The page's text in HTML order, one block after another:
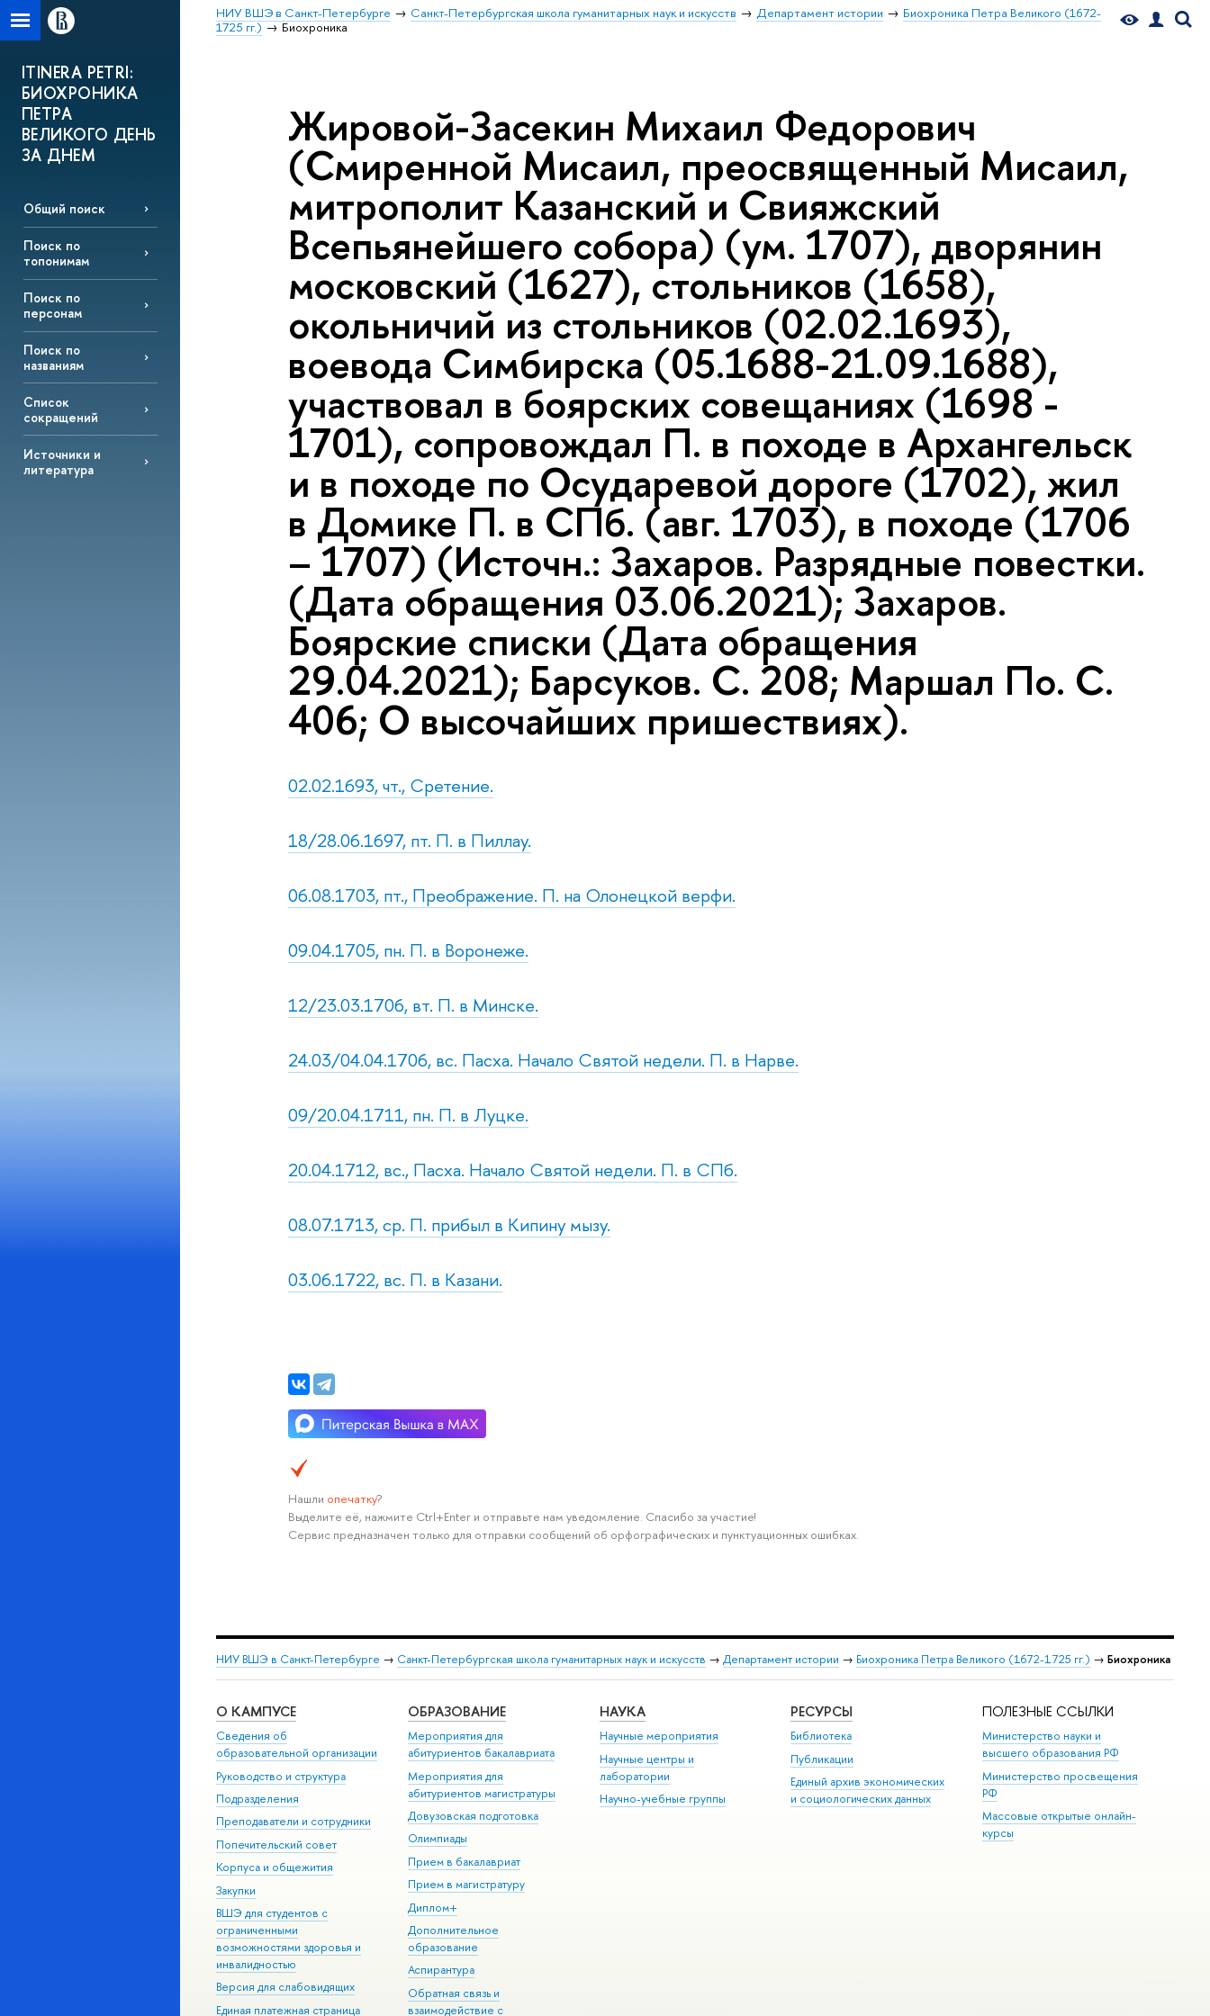
НИУ ВШЭ в Санкт-Петербурге Санкт-Петербургская школа гуманитарных наук и искусств Департамент истории
Биохроника Петра Великого (1672-
1725 гг.)
Биохроника
ITINERA PETRI:
БИОХРОНИКА
ПЕТРА
ВЕЛИКОГО ДЕНЬ
ЗА ДНЕМ
Общий поиск
Поиск по
топонимам
Поиск по
персонам
Поиск по
названиям
Список
сокращений
Источники и
литература
Жировой-Засекин Михаил Федорович
(Смиренной Мисаил, преосвященный Мисаил,
митрополит Казанский и Свияжский
Всепьянейшего собора) (ум. 1707), дворянин
московский (1627), стольников (1658),
окольничий из стольников (02.02.1693),
воевода Симбирска (05.1688-21.09.1688),
участвовал в боярских совещаниях (1698 -
1701), сопровождал П. в походе в Архангельск
и в походе по Осударевой дороге (1702), жил
в Домике П. в СПб. (авг. 1703), в походе (1706
– 1707) (Источн.: Захаров. Разрядные повестки.
(Дата обращения 03.06.2021); Захаров.
Боярские списки (Дата обращения
29.04.2021); Барсуков. С. 208; Маршал По. С.
406; О высочайших пришествиях).
02.02.1693, чт., Сретение.
18/28.06.1697, пт. П. в Пиллау.
06.08.1703, пт., Преображение. П. на Олонецкой верфи.
09.04.1705, пн. П. в Воронеже.
12/23.03.1706, вт. П. в Минске.
24.03/04.04.1706, вс. Пасха. Начало Святой недели. П. в Нарве.
09/20.04.1711, пн. П. в Луцке.
20.04.1712, вс., Пасха. Начало Святой недели. П. в СПб.
08.07.1713, ср. П. прибыл в Кипину мызу.
03.06.1722, вс. П. в Казани.
Нашли опечатку?
Выделите её, нажмите Ctrl+Enter и отправьте нам уведомление. Спасибо за участие!
Сервис предназначен только для отправки сообщений об орфографических и пунктуационных ошибках.
НИУ ВШЭ в Санкт-Петербурге → Санкт-Петербургская школа гуманитарных наук и искусств → Департамент истории → Биохроника Петра Великого (1672-1725 гг.) → Биохроника
О КАМПУСЕ
Сведения об
образовательной организации
Руководство и структура
Подразделения
Преподаватели и сотрудники
Попечительский совет
Корпуса и общежития
Закупки
ВШЭ для студентов с
ограниченными
возможностями здоровья и
инвалидностью
Версия для слабовидящих
Единая платежная страница
ОБРАЗОВАНИЕ
Мероприятия для
абитуриентов бакалавриата
Мероприятия для
абитуриентов магистратуры
Довузовская подготовка
Олимпиады
Прием в бакалавриат
Прием в магистратуру
Диплом+
Дополнительное
образование
Аспирантура
Обратная связь и
взаимодействие с
НАУКА
Научные мероприятия
Научные центры и
лаборатории
Научно-учебные группы
РЕСУРСЫ
Библиотека
Публикации
Единый архив экономических
и социологических данных
ПОЛЕЗНЫЕ ССЫЛКИ
Министерство науки и
высшего образования РФ
Министерство просвещения
РФ
Массовые открытые онлайн-
курсы